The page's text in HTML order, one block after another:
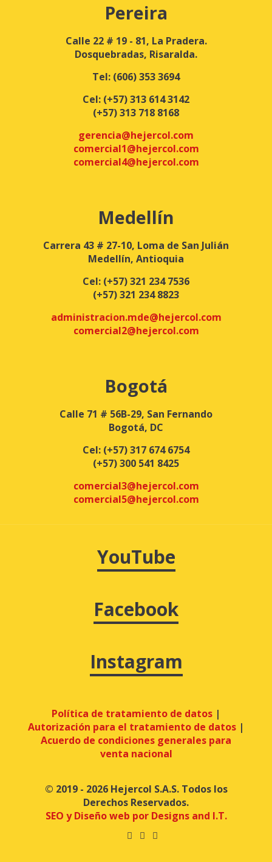
Pereira
Calle 22 # 19 - 81, La Pradera.
Dosquebradas, Risaralda.
Tel: (606) 353 3694
Cel: (+57) 313 614 3142
(+57) 313 718 8168
gerencia@hejercol.com
comercial1@hejercol.com
comercial4@hejercol.com
Medellín
Carrera 43 # 27-10, Loma de San Julián
Medellín, Antioquia
Cel: (+57) 321 234 7536
(+57) 321 234 8823
administracion.mde@hejercol.com
comercial2@hejercol.com
Bogotá
Calle 71 # 56B-29, San Fernando
Bogotá, DC
Cel: (+57) 317 674 6754
(+57) 300 541 8425
comercial3@hejercol.com
comercial5@hejercol.com
YouTube
Facebook
Instagram
Política de tratamiento de datos |
Autorización para el tratamiento de datos |
Acuerdo de condiciones generales para
venta nacional
© 2019 - 2026 Hejercol S.A.S. Todos los
Derechos Reservados.
SEO y Diseño web por Designs and I.T.